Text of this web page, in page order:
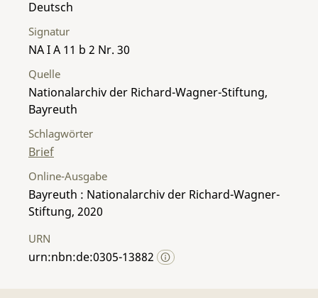
Deutsch
Signatur
NA I A 11 b 2 Nr. 30
Quelle
Nationalarchiv der Richard-Wagner-Stiftung,
Bayreuth
Schlagwörter
Brief
Online-Ausgabe
Bayreuth : Nationalarchiv der Richard-Wagner-
Stiftung, 2020
URN
urn:nbn:de:0305-13882